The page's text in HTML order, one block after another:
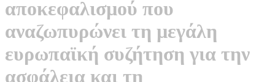
αποκεφαλισµού που
αναζωπυρώνει τη µεγάλη
ευρωπαϊκή συζήτηση για την
ασφάλεια και τη